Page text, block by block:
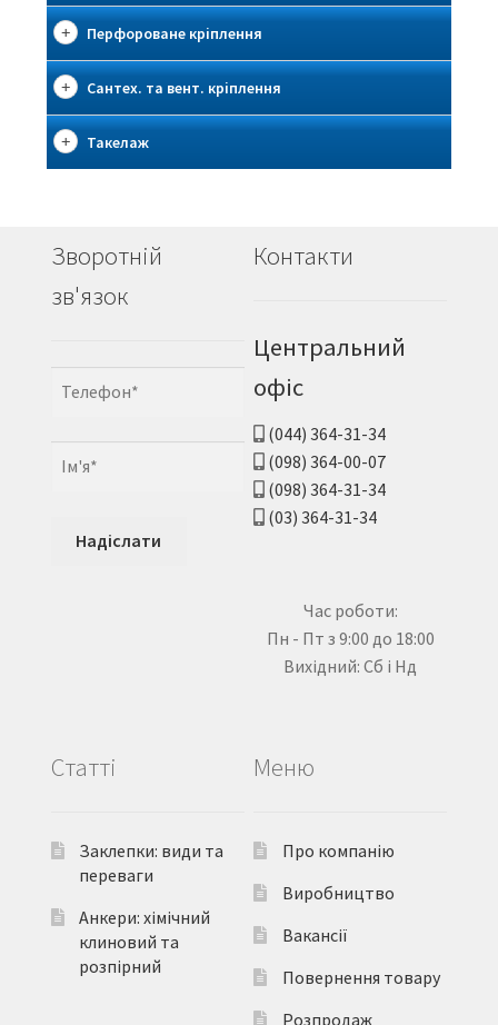
Перфороване кріплення
Сантех. та вент. кріплення
Такелаж
Зворотній
зв'язок
Контакти
Центральний
офіс
(044) 364-31-34
(098) 364-00-07
(098) 364-31-34
(03) 364-31-34
Час роботи:
Пн - Пт з 9:00 до 18:00
Вихідний: Сб і Нд
Статті
Заклепки: види та
переваги
Анкери: хімічний
клиновий та
розпірний
Меню
Про компанію
Виробництво
Вакансії
Повернення товару
Розпродаж